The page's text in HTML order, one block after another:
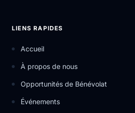
LIENS RAPIDES
Accueil
À propos de nous
Opportunités de Bénévolat
Événements